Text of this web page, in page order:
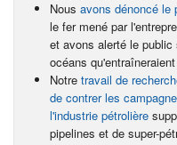
Nous avons dénoncé le
le fer mené par
et avons alerté le
océans
Notre travail de
de contrer les
l'industrie pétrolière
pipelines et de super-